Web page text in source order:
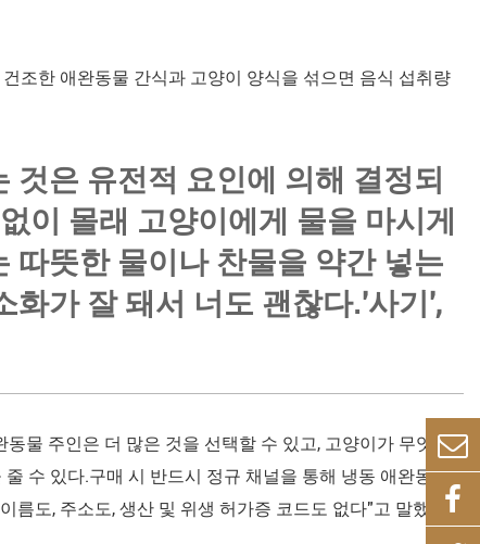
조한 애완동물 간식과 고양이 양식을 섞으면 음식 섭취량
것은 유전적 요인에 의해 결정되
이 몰래 고양이에게 물을 마시게
따뜻한 물이나 찬물을 약간 넣는
화가 잘 돼서 너도 괜찮다.'사기',
물 주인은 더 많은 것을 선택할 수 있고, 고양이가 무엇을
수 있다.구매 시 반드시 정규 채널을 통해 냉동 애완동물
름도, 주소도, 생산 및 위생 허가증 코드도 없다"고 말했다.